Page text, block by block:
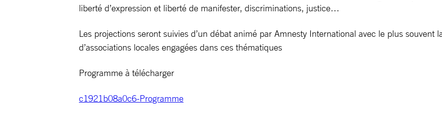
liberté d’expression et liberté de manifester, discriminations, justice…
Les projections seront suivies d’un débat animé par Amnesty International avec le plus souvent
d’associations locales engagées dans ces thématiques
Programme à télécharger
c1921b08a0c6-Programme